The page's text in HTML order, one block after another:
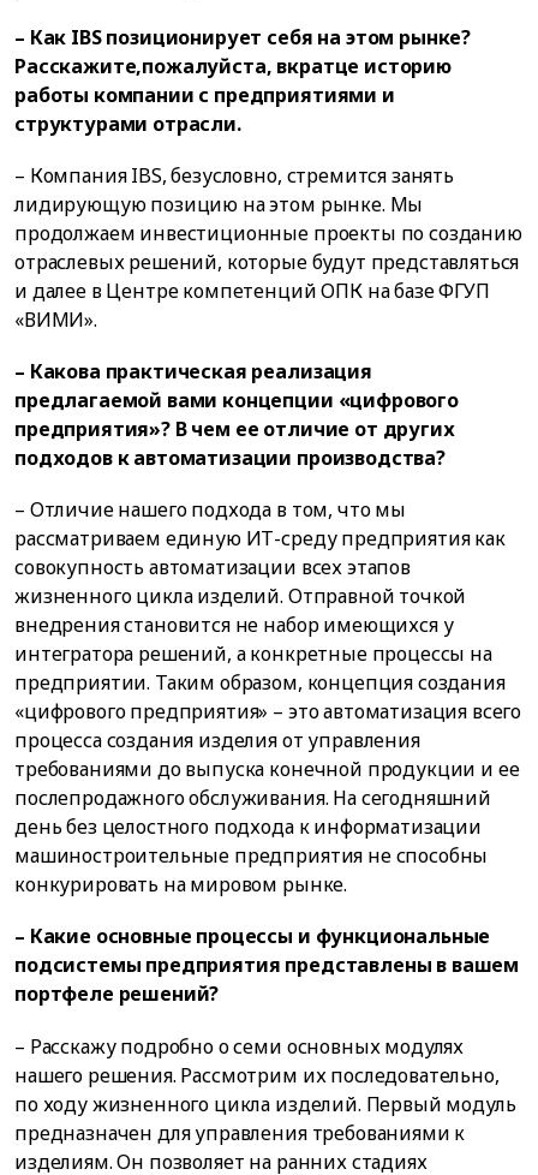
– Как IBS позиционирует себя на этом рынке?
Расскажите,пожалуйста, вкратце историю
работы компании с предприятиями и
структурами отрасли.
– Компания IBS, безусловно, стремится занять
лидирующую позицию на этом рынке. Мы
продолжаем инвестиционные проекты по созданию
отраслевых решений, которые будут представляться
и далее в Центре компетенций ОПК на базе ФГУП
«ВИМИ».
– Какова практическая реализация
предлагаемой вами концепции «цифрового
предприятия»? В чем ее отличие от других
подходов к автоматизации производства?
– Отличие нашего подхода в том, что мы
рассматриваем единую ИТ-среду предприятия как
совокупность автоматизации всех этапов
жизненного цикла изделий. Отправной точкой
внедрения становится не набор имеющихся у
интегратора решений, а конкретные процессы на
предприятии. Таким образом, концепция создания
«цифрового предприятия» – это автоматизация всего
процесса создания изделия от управления
требованиями до выпуска конечной продукции и ее
послепродажного обслуживания. На сегодняшний
день без целостного подхода к информатизации
машиностроительные предприятия не способны
конкурировать на мировом рынке.
– Какие основные процессы и функциональные
подсистемы предприятия представлены в вашем
портфеле решений?
– Расскажу подробно о семи основных модулях
нашего решения. Рассмотрим их последовательно,
по ходу жизненного цикла изделий. Первый модуль
предназначен для управления требованиями к
изделиям. Он позволяет на ранних стадиях